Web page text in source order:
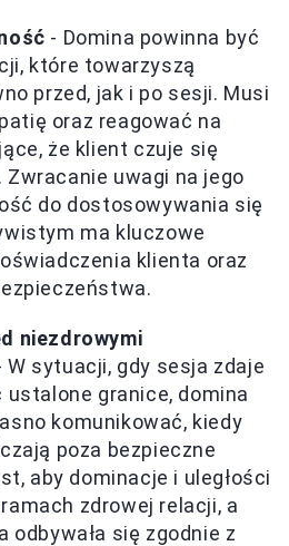
- Domina powinna być
które towarzyszą
przed, jak i po sesji. Musi
oraz reagować na
że klient czuje się
uwagi na jego
do dostosowywania się
ma kluczowe
klienta oraz
niezdrowymi
W sytuacji, gdy sesja zdaje
ustalone granice, domina
komunikować, kiedy
poza bezpieczne
aby dominacje i uległości
zdrowej relacji, a
odbywała się zgodnie z